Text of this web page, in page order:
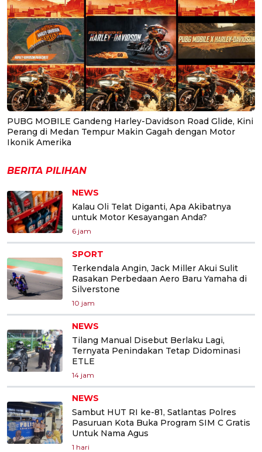
PUBG MOBILE Gandeng Harley-Davidson Road Glide, Kini
Perang di Medan Tempur Makin Gagah dengan Motor
Ikonik Amerika
BERITA PILIHAN
NEWS
Kalau Oli Telat Diganti, Apa Akibatnya
untuk Motor Kesayangan Anda?
6 jam
SPORT
Terkendala Angin, Jack Miller Akui Sulit
Rasakan Perbedaan Aero Baru Yamaha di
Silverstone
10 jam
NEWS
Tilang Manual Disebut Berlaku Lagi,
Ternyata Penindakan Tetap Didominasi
ETLE
14 jam
NEWS
Sambut HUT RI ke-81, Satlantas Polres
Pasuruan Kota Buka Program SIM C Gratis
Untuk Nama Agus
1 hari